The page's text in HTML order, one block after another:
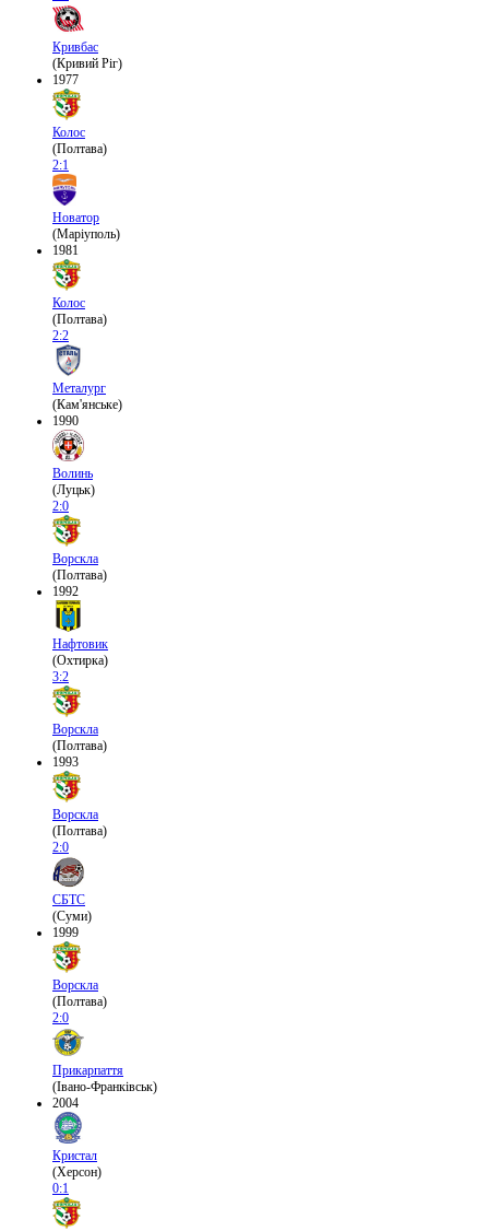
Кривбас
(Кривий Ріг)
1977
Колос
(Полтава)
2:1
Новатор
(Маріуполь)
1981
Колос
(Полтава)
2:2
Металург
(Кам'янське)
1990
Волинь
(Луцьк)
2:0
Ворскла
(Полтава)
1992
Нафтовик
(Охтирка)
3:2
Ворскла
(Полтава)
1993
Ворскла
(Полтава)
2:0
СБТС
(Суми)
1999
Ворскла
(Полтава)
2:0
Прикарпаття
(Івано-Франківськ)
2004
Кристал
(Херсон)
0:1